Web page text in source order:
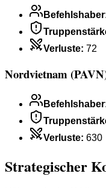
Befehlshaber
Verluste: 72
Nordvietnam
Befehlshaber
Verluste: 630
Strategischer